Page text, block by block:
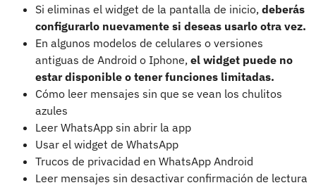
Si eliminas el widget de la pantalla de inicio, deberás
configurarlo nuevamente si deseas usarlo otra vez.
En algunos modelos de celulares o versiones
antiguas de Android o Iphone, el widget puede no
estar disponible o tener funciones limitadas.
Cómo leer mensajes sin que se vean los chulitos
azules
Leer WhatsApp sin abrir la app
Usar el widget de WhatsApp
Trucos de privacidad en WhatsApp Android
Leer mensajes sin desactivar confirmación de lectura